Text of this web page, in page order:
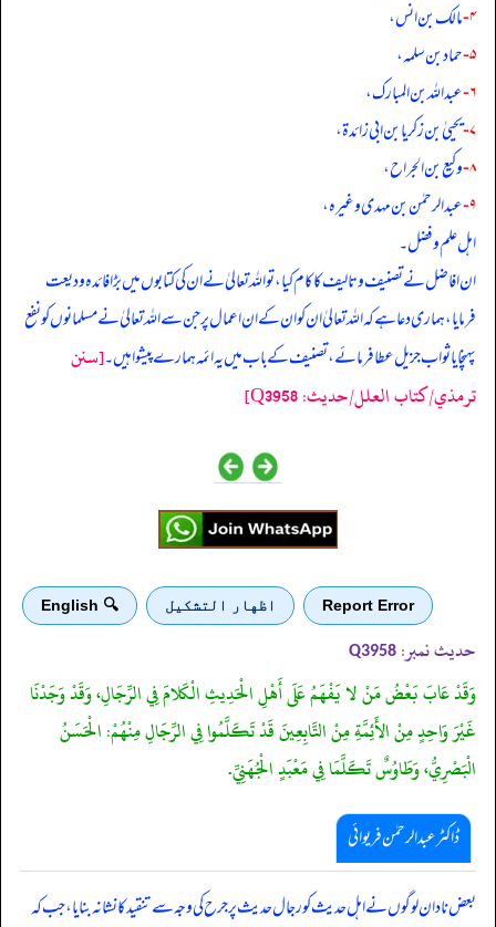
۴- مالک بن انس،
۵- حماد بن سلمہ،
۶- عبداللہ بن المبارک،
۷- یحییٰ بن زکریا بن ابی زائدۃ،
۸- وکیع بن الجراح،
۹- عبدالرحمٰن بن مہدی وغیرہ،
اہل علم و فضل۔
ان افاضل نے تصنیف و تالیف کا کام کیا، تو اللہ تعالیٰ نے ان کی کتابوں میں بڑا فائدہ و دیعت
فرمایا، ہماری دعا ہے کہ اللہ تعالیٰ ان کو ان کے ان اعمال پر جن سے اللہ تعالیٰ نے مسلمانوں کو نفع
پہنچایا ثواب جزیل عطا فرمائے، تصنیف کے باب میں یہ ائمہ ہمارے پیشوا ہیں۔[سنن
ترمذي/کتاب العلل/حدیث: Q3958]
Report Error اظهار التشكيل 🔍 English
حدیث نمبر: Q3958
وَقَدْ عَابَ بَعْضُ مَنْ لا يَفْهَمُ عَلَى أَهْلِ الْحَدِيثِ الْكَلامَ فِي الرِّجَالِ، وَقَدْ وَجَدْنَا
غَيْرَ وَاحِدٍ مِنْ الأَئِمَّةِ مِنْ التَّابِعِينَ قَدْ تَكَلَّمُوا فِي الرِّجَالِ مِنْهُمْ: الْحَسَنُ
الْبَصْرِيُّ، وَطَاوُسٌ تَكَلَّمَا فِي مَعْبَدٍ الْجُهَنِيِّ.
ڈاکٹر عبدالرحمٰن فریوائی
‏‏‏‏ بعض نادان لوگوں نے اہل حدیث کو رجال حدیث پر جرح کی وجہ سے تنقید کا نشانہ بنایا، جب کہ